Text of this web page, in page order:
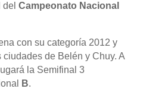
Campeonato Nacional
con su categoría 2012 y
de Belén y Chuy. A
la Semifinal 3
B.